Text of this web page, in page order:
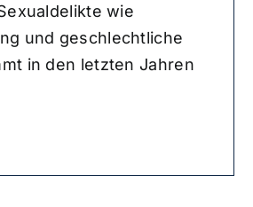
wie
und geschlechtliche
in den letzten Jahren